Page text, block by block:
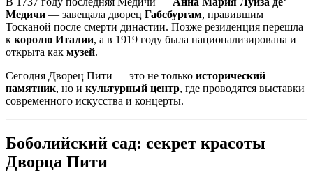
Медичи — завещала дворец Габсбургам, правившим
Тосканой после смерти династии. Позже резиденция перешла
к королю Италии, а в 1919 году была национализирована и
открыта как музей.
Сегодня Дворец Пити — это не только исторический
памятник, но и культурный центр, где проводятся выставки
современного искусства и концерты.
Боболийский сад: секрет красоты
Дворца Пити